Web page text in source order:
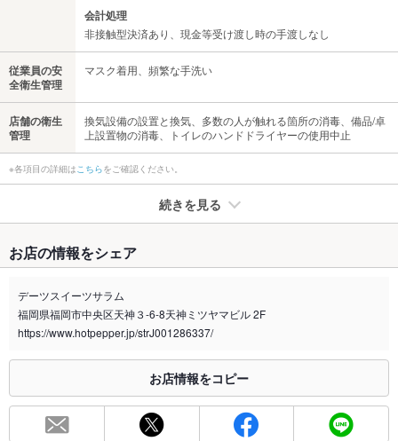
会計処理
非接触型決済あり、現金等受け渡し時の手渡しなし
従業員の安
全衛生管理
マスク着用、頻繁な手洗い
店舗の衛生
管理
換気設備の設置と換気、多数の人が触れる箇所の消毒、備品/卓
上設置物の消毒、トイレのハンドドライヤーの使用中止
※各項目の詳細はこちらをご確認ください。
続きを見る
禁煙・喫煙 全席禁煙
喫煙専用室 なし
※2020年4月1日～受動喫煙対策に関する法律が施行されています。正しい情報はお店へお問い
総席数
お店の情報をシェア
デーツスイーツサラム
福岡県福岡市中央区天神３-6-8天神ミツヤマビル 2F
https://www.hotpepper.jp/strJ001286337/
お店情報をコピー